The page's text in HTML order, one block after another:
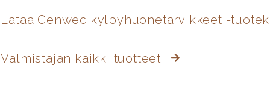
Lataa Genwec kylpyhuonetarvikkeet -
Valmistajan kaikki tuotteet